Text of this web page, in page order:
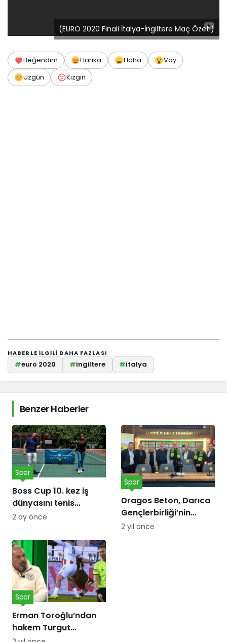
(EURO 2020 Finali İtalya-İngiltere Maç Özeti)
Beğendim Harika Haha
Vay
Üzgün
Kızgın
HABERLE ILGILI DAHA FAZLASI
#euro 2020 #ingiltere #italya
Benzer Haberler
Boss Cup 10. kez iş
dünyasını tenis
kortunda
Spor
2 ay önce
Dragos Beton, Darıca
Gençlerbirliği’nin
forma göğüs
Spor
2 yıl önce
Erman Toroğlu’ndan
hakem Turgut
Spor